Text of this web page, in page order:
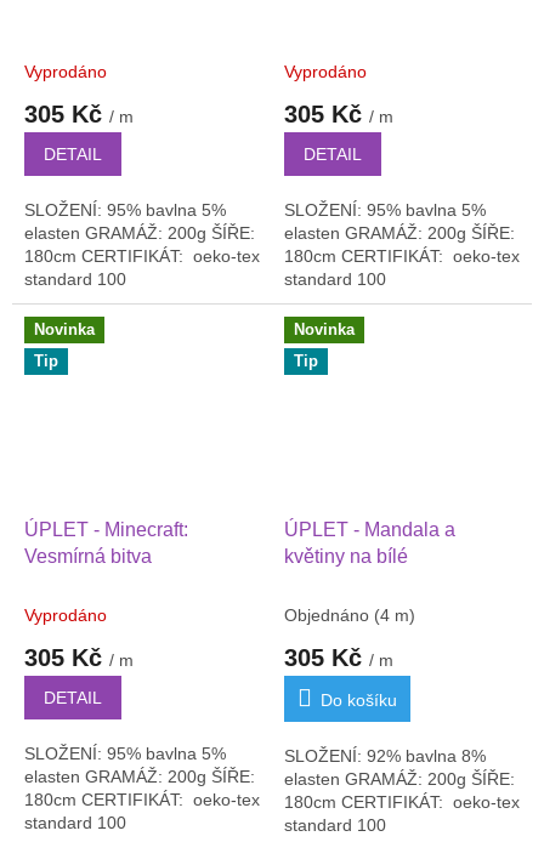
Vyprodáno
305 Kč / m
DETAIL
SLOŽENÍ: 95% bavlna 5%
elasten GRAMÁŽ: 200g ŠÍŘE:
180cm CERTIFIKÁT: oeko-tex
standard 100
Vyprodáno
305 Kč / m
DETAIL
SLOŽENÍ: 95% bavlna 5%
elasten GRAMÁŽ: 200g ŠÍŘE:
180cm CERTIFIKÁT: oeko-tex
standard 100
Novinka
Tip
ÚPLET - Minecraft:
Vesmírná bitva
Vyprodáno
305 Kč / m
DETAIL
SLOŽENÍ: 95% bavlna 5%
elasten GRAMÁŽ: 200g ŠÍŘE:
180cm CERTIFIKÁT: oeko-tex
standard 100
Novinka
Tip
ÚPLET - Mandala a
květiny na bílé
Objednáno (4 m)
305 Kč / m
Do košíku
SLOŽENÍ: 92% bavlna 8%
elasten GRAMÁŽ: 200g ŠÍŘE:
180cm CERTIFIKÁT: oeko-tex
standard 100